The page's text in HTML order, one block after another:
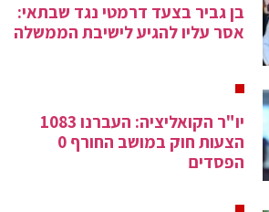
בן גביר בצעד דרמטי נגד שבתאי:
אסר עליו להגיע לישיבת הממשלה
יו"ר הקואליציה: העברנו 1083
הצעות חוק במושב החורף 0
הפסדים